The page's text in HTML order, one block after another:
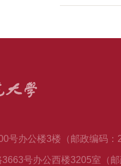
号办公楼3楼（邮政编码：
号办公西楼3205室（邮